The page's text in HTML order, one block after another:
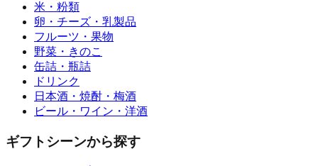
米・粉類
卵・チーズ・乳製品
フルーツ・果物
野菜・きのこ
缶詰・瓶詰
ドリンク
日本酒・焼酎・梅酒
ビール・ワイン・洋酒
ギフトシーンから探す